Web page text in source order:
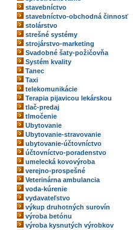
stavebníctvo
stavebníctvo-obchodná činnosť
stolárstvo
strešné systémy
strojárstvo-marketing
Svadobné šaty-požičovňa
Systém kvality
Tanec
Taxi
telekomunikácie
Terapia pijavicou lekárskou
tlač-predaj
tlmočenie
Ubytovanie
Ubytovanie-stravovanie
ubytovanie-účtovníctvo
účtovníctvo-poradenstvo
umelecká kovovýroba
verejno-prospešné
Veterinárna ambulancia
voda-kúrenie
vydavateľstvo
výkup druhotných surovín
výroba betónu
výroba kysnutých výrobkov